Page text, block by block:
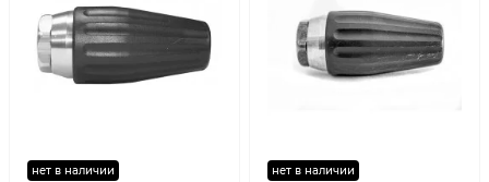
нет в наличии нет в наличии